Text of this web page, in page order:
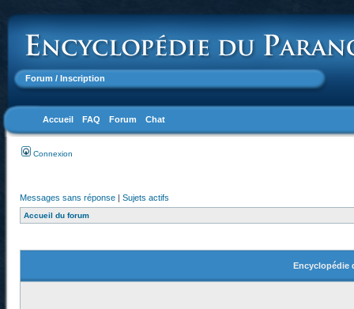
Forum / Inscription
Accueil FAQ Forum Chat
Connexion
Messages sans réponse | Sujets actifs
Accueil du forum
Encyclopédie